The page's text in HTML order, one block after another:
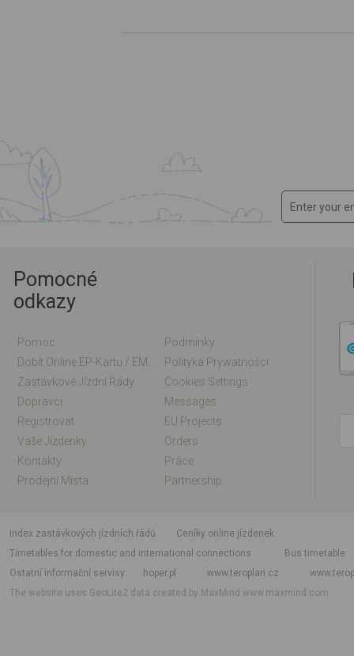
Pomocné
odkazy
Pomoc
Podmínky
Polityka Prywatności
Zastávkové Jízdní Řády
Cookies Settings
Dopravci
Messages
Registrovat
EU Projects
Vaše Jízdenky
Orders
Kontakty
Práce
Prodejní Místa
Partnership
index zastávkových jízdních řádů
Ceníky online jízdenek
Timetables for domestic and international connections
Bus timetable
Ostatní informační servisy
hoper.pl www.teroplan.cz
The website uses GeoLite2 data created by MaxMindwww.maxmind.com